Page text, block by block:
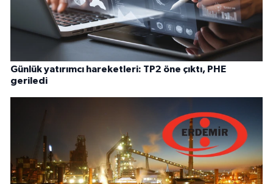
Günlük yatırımcı hareketleri: TP2 öne çıktı, PHE
geriledi